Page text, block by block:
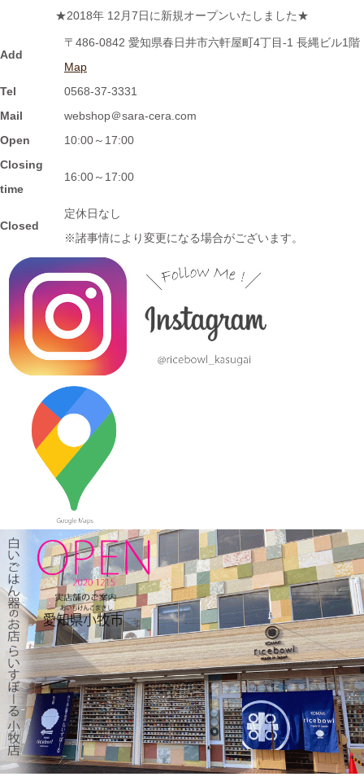
ツを入れたり、薬味皿としてもGOOD★
2024/2/2
≪おすすめ≫ 信楽焼のモザイクプレート数量限定販売！
2024/1/15
か？
2024/1/12
≪おすすめ≫ お正月の暴飲暴食。。。ワンプレートで彩りよく
バランスの良い食事を♪
2024/1/3
≪おすすめ≫ 七草粥の準備は出来ましたか？お粥に麺類と色々
使える小どんぶりはいかかでしょうか？
2023/12/22
≪おすすめ≫ 少し大きめで使いやすい！カラフルオーバルボー
2023/12/15
≪新着商品≫ 波佐見焼のアップル柄とラフランス柄の小さめテ
ィーポット新入荷しました♪数量限定販売中！！
2023/12/1
≪おすすめ≫ 寒～い朝には、具沢山のあったか～いスープを信
楽焼スープカップでいかがでしょうか？
2023/11/16
≪新着商品≫ 波佐見焼のラフランスとりんごのマグカップ新入
★2018年 12月7日に新規オープンいたしました★
Add
〒486-0842 愛知県春日井市六軒屋町4丁目-1 長縄ビル1階
Map
Tel
0568-37-3331
Mail
webshop＠sara-cera.com
Open
10:00～17:00
Closing
time
16:00～17:00
Closed
定休日なし
※諸事情により変更になる場合がございます。